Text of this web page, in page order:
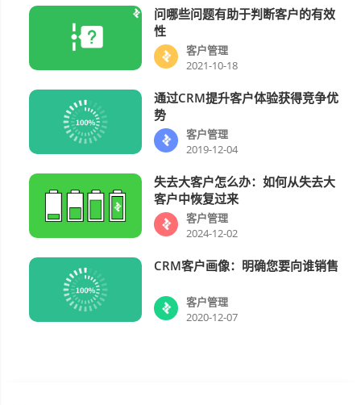
问哪些问题有助于判断客户的有效
性
客户管理
2021-10-18
通过CRM提升客户体验获得竞争优
势
客户管理
2019-12-04
失去大客户怎么办：如何从失去大
客户中恢复过来
客户管理
2024-12-02
CRM客户画像：明确您要向谁销售
客户管理
2020-12-07